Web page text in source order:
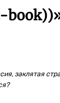
заклятая